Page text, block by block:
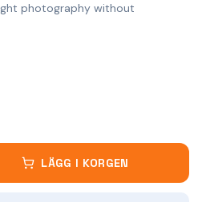
photography without
LÄGG I KORGEN